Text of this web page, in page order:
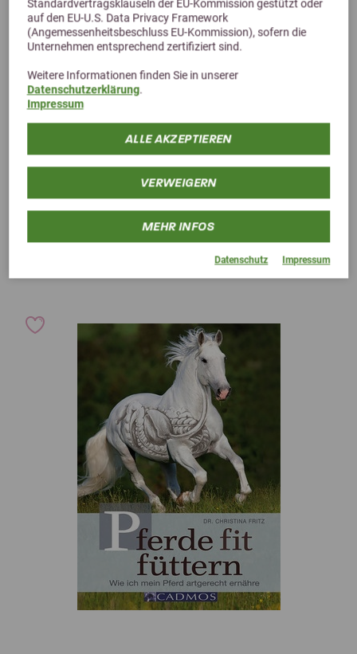
Standardvertragsklauseln der EU-Kommission gestützt oder
auf den EU-U.S. Data Privacy Framework
(Angemessenheitsbeschluss EU-Kommission), sofern die
Unternehmen entsprechend zertifiziert sind.
Weitere Informationen finden Sie in unserer
Datenschutzerklärung.
Impressum
ALLE AKZEPTIEREN
VERWEIGERN
MEHR INFOS
Datenschutz Impressum
dr. WEYRAUCH Nr. 16 Tagträumer Human
Mit Kräutern auf Du und Du
ab 24,00 €